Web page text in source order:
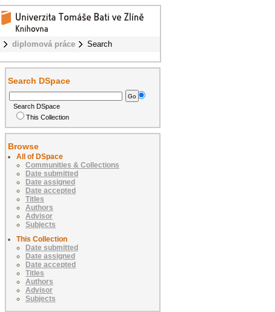
diplomová práce Search
Search DSpace
Search DSpace
This Collection
Browse
All of DSpace
Communities & Collections
Date submitted
Date assigned
Date accepted
Titles
Authors
Advisor
Subjects
This Collection
Date submitted
Date assigned
Date accepted
Titles
Authors
Advisor
Subjects